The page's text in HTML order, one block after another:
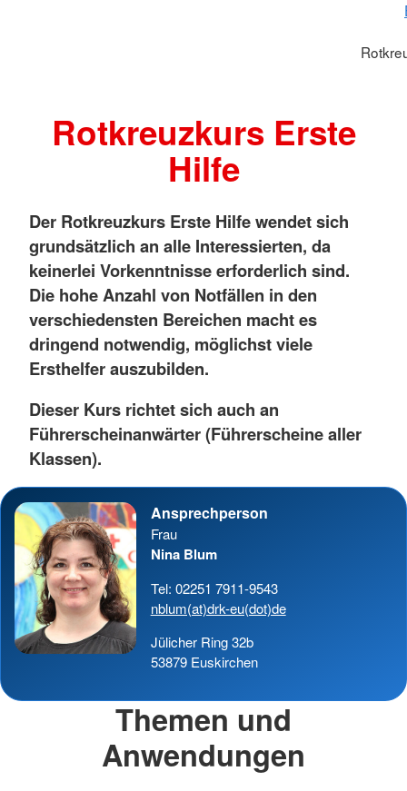
Rotkreuzkurs Erste
Hilfe
Der Rotkreuzkurs Erste Hilfe wendet sich
grundsätzlich an alle Interessierten, da
keinerlei Vorkenntnisse erforderlich sind.
Die hohe Anzahl von Notfällen in den
verschiedensten Bereichen macht es
dringend notwendig, möglichst viele
Ersthelfer auszubilden.
Dieser Kurs richtet sich auch an
Führerscheinanwärter (Führerscheine aller
Klassen).
Ansprechperson
Frau
Nina Blum
Tel: 02251 7911-9543
nblum(at)drk-eu(dot)de
Jülicher Ring 32b
53879 Euskirchen
Themen und
Anwendungen